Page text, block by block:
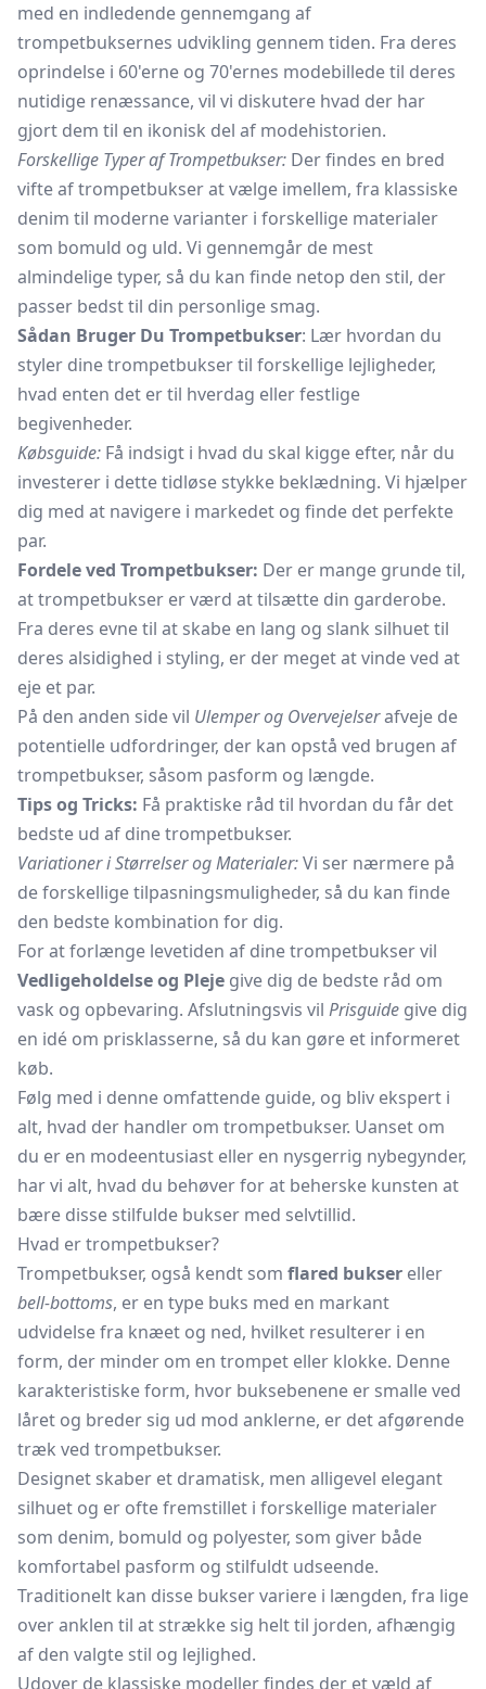
med en indledende gennemgang af
trompetbuksernes udvikling gennem tiden. Fra deres
oprindelse i 60'erne og 70'ernes modebillede til deres
nutidige renæssance, vil vi diskutere hvad der har
gjort dem til en ikonisk del af modehistorien.
Forskellige Typer af Trompetbukser: Der findes en bred
vifte af trompetbukser at vælge imellem, fra klassiske
denim til moderne varianter i forskellige materialer
som bomuld og uld. Vi gennemgår de mest
almindelige typer, så du kan finde netop den stil, der
passer bedst til din personlige smag.
Sådan Bruger Du Trompetbukser: Lær hvordan du
styler dine trompetbukser til forskellige lejligheder,
hvad enten det er til hverdag eller festlige
begivenheder.
Købsguide: Få indsigt i hvad du skal kigge efter, når du
investerer i dette tidløse stykke beklædning. Vi hjælper
dig med at navigere i markedet og finde det perfekte
par.
Fordele ved Trompetbukser: Der er mange grunde til,
at trompetbukser er værd at tilsætte din garderobe.
Fra deres evne til at skabe en lang og slank silhuet til
deres alsidighed i styling, er der meget at vinde ved at
eje et par.
På den anden side vil Ulemper og Overvejelserafveje de
potentielle udfordringer, der kan opstå ved brugen af
trompetbukser, såsom pasform og længde.
Tips og Tricks: Få praktiske råd til hvordan du får det
bedste ud af dine trompetbukser.
Variationer i Størrelser og Materialer:Vi ser nærmere på
de forskellige tilpasningsmuligheder, så du kan finde
den bedste kombination for dig.
For at forlænge levetiden af dine trompetbukser vil
Vedligeholdelse og Pleje give dig de bedste råd om
vask og opbevaring. Afslutningsvis vil Prisguide give dig
en idé om prisklasserne, så du kan gøre et informeret
køb.
Følg med i denne omfattende guide, og bliv ekspert i
alt, hvad der handler om trompetbukser. Uanset om
du er en modeentusiast eller en nysgerrig nybegynder,
har vi alt, hvad du behøver for at beherske kunsten at
bære disse stilfulde bukser med selvtillid.
Hvad er trompetbukser?
Trompetbukser, også kendt som flared bukser eller
bell-bottoms, er en type buks med en markant
udvidelse fra knæet og ned, hvilket resulterer i en
form, der minder om en trompet eller klokke. Denne
karakteristiske form, hvor buksebenene er smalle ved
låret og breder sig ud mod anklerne, er det afgørende
træk ved trompetbukser.
Designet skaber et dramatisk, men alligevel elegant
silhuet og er ofte fremstillet i forskellige materialer
som denim, bomuld og polyester, som giver både
komfortabel pasform og stilfuldt udseende.
Traditionelt kan disse bukser variere i længden, fra lige
over anklen til at strække sig helt til jorden, afhængig
af den valgte stil og lejlighed.
Udover de klassiske modeller findes der et væld af